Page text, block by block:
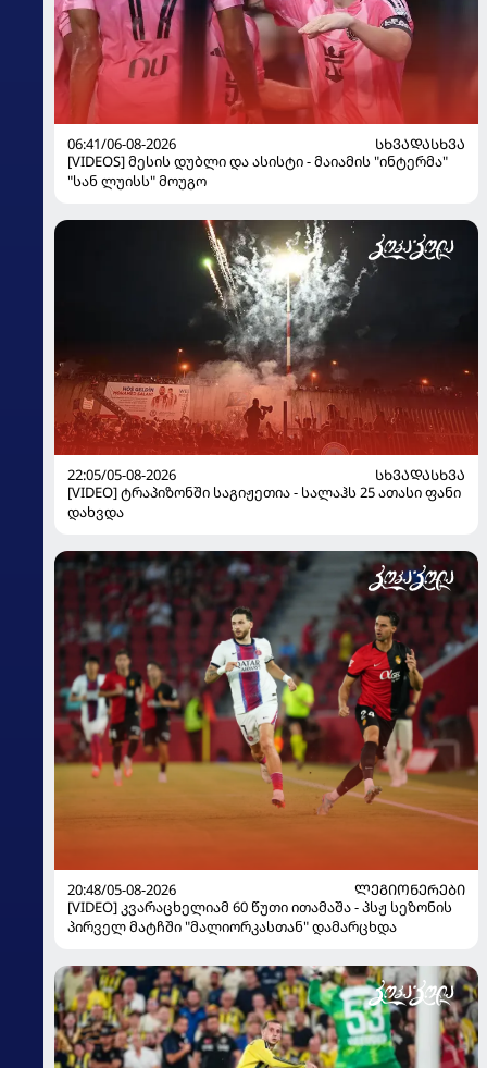
06:41/06-08-2026
ᲡᲮᲕᲐᲓᲐᲡᲮᲕᲐ
[VIDEOS] მესის დუბლი და ასისტი - მაიამის "ინტერმა"
"სან ლუისს" მოუგო
22:05/05-08-2026
ᲡᲮᲕᲐᲓᲐᲡᲮᲕᲐ
[VIDEO] ტრაპიზონში საგიჟეთია - სალაჰს 25 ათასი ფანი
დახვდა
20:48/05-08-2026
ᲚᲔᲒᲘᲝᲜᲔᲠᲔᲑᲘ
[VIDEO] კვარაცხელიამ 60 წუთი ითამაშა - პსჟ სეზონის
პირველ მატჩში "მალიორკასთან" დამარცხდა